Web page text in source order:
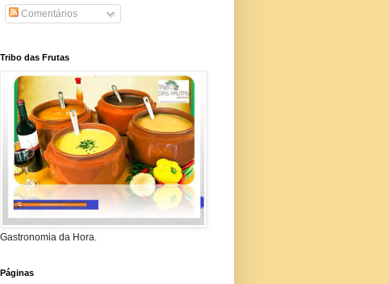
Comentários
Tribo das Frutas
Gastronomia da Hora.
Páginas